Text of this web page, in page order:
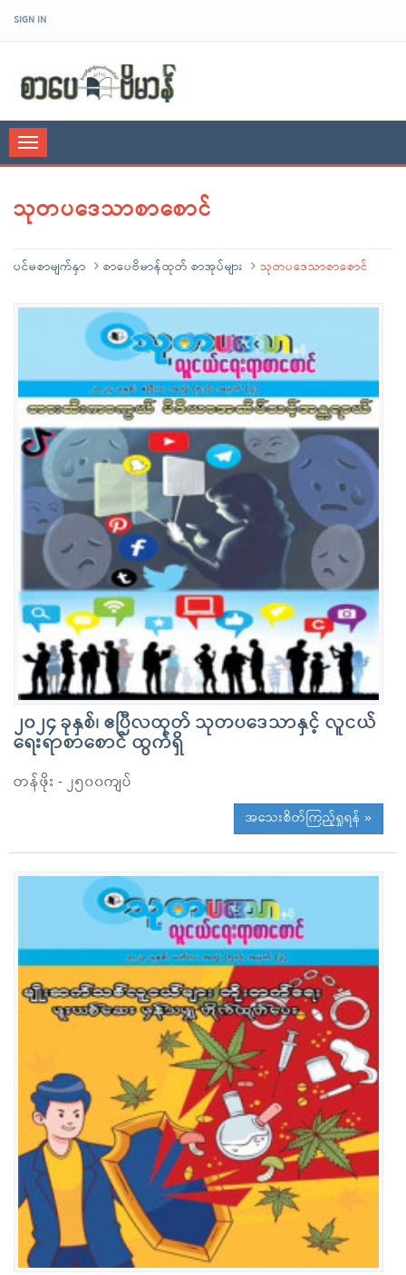
SIGN IN
Toggle
navigation
သုတပဒေသာစာစောင်
ပင်မစာမျက်နှာ စာပေဗိမာန်ထုတ် စာအုပ်များ သုတပဒေသာစာစောင်
၂၀၂၄ ခုနှစ်၊ ဧပြီလထုတ် သုတပဒေသာနှင့် လူငယ်
ရေးရာစာစောင် ထွက်ရှိ
တန်ဖိုး - ၂၅၀၀ကျပ်
အသေးစိတ်ကြည့်ရှုရန် »